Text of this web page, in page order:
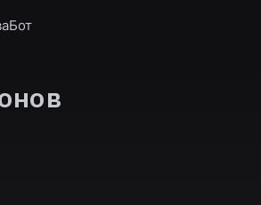
Бот